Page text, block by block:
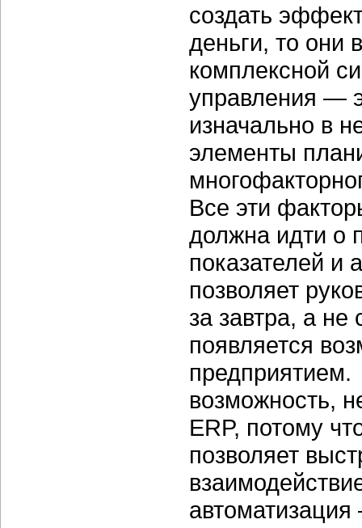
создать
деньги, то они
комплексной
управления —
изначально в
элементы
Все эти
должна идти о
показателей и
позволяет
за завтра, а не
появляется
предприятием.
возможность,
ERP, потому
позволяет